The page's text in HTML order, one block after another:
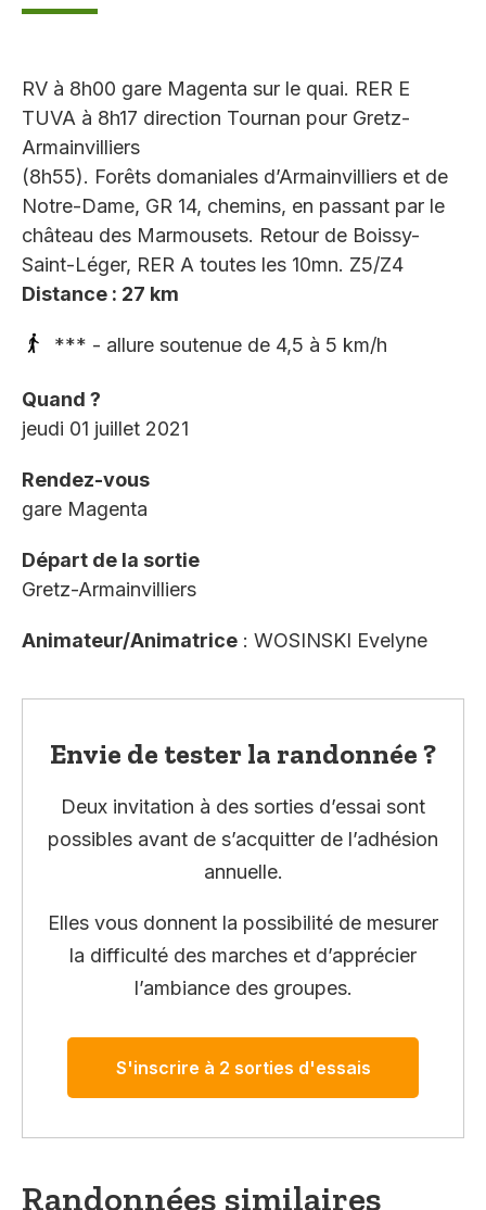
RV à 8h00 gare Magenta sur le quai. RER E
TUVA à 8h17 direction Tournan pour Gretz-
Armainvilliers
(8h55). Forêts domaniales d’Armainvilliers et de
Notre-Dame, GR 14, chemins, en passant par le
château des Marmousets. Retour de Boissy-
Saint-Léger, RER A toutes les 10mn. Z5/Z4
Distance : 27 km
*** - allure soutenue de 4,5 à 5 km/h
Quand ?
jeudi 01 juillet 2021
Rendez-vous
gare Magenta
Départ de la sortie
Gretz-Armainvilliers
Animateur/Animatrice : WOSINSKI Evelyne
Envie de tester la randonnée ?
Deux invitation à des sorties d’essai sont
possibles avant de s’acquitter de l’adhésion
annuelle.
Elles vous donnent la possibilité de mesurer
la difficulté des marches et d’apprécier
l’ambiance des groupes.
S'inscrire à 2 sorties d'essais
Randonnées similaires